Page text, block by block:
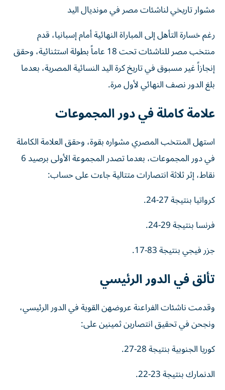
مشوار تاريخي لناشئات مصر في مونديال اليد
رغم خسارة التأهل إلى المباراة النهائية أمام إسبانيا، قدم
منتخب مصر للناشئات تحت 18 عاماً بطولة استثنائية، وحقق
إنجازاً غير مسبوق في تاريخ كرة اليد النسائية المصرية، بعدما
بلغ الدور نصف النهائي لأول مرة.
علامة كاملة في دور المجموعات
استهل المنتخب المصري مشواره بقوة، وحقق العلامة الكاملة
في دور المجموعات، بعدما تصدر المجموعة الأولى برصيد 6
نقاط، إثر ثلاثة انتصارات متتالية جاءت على حساب:
كرواتيا بنتيجة 27-24.
فرنسا بنتيجة 29-24.
جزر فيجي بنتيجة 83-17.
تألق في الدور الرئيسي
وقدمت ناشئات الفراعنة عروضهن القوية في الدور الرئيسي،
ونجحن في تحقيق انتصارين ثمينين على:
كوريا الجنوبية بنتيجة 28-27.
الدنمارك بنتيجة 23-22.